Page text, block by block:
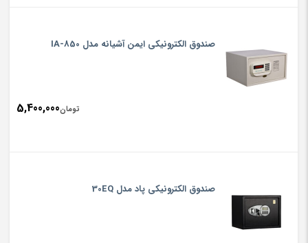
صندوق الکترونیکی ایمن آشیانه مدل IA-850
تومان5,400,000
صندوق الکترونیکی پاد مدل 30EQ